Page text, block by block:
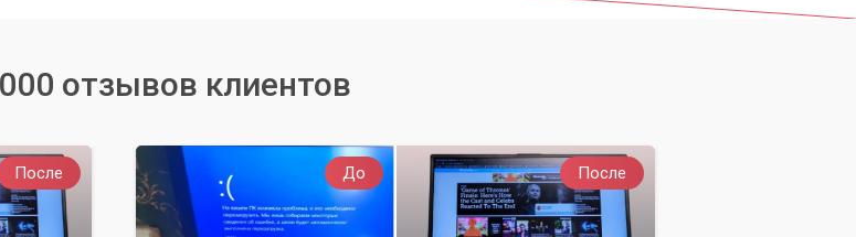
отзывов клиентов
После До После